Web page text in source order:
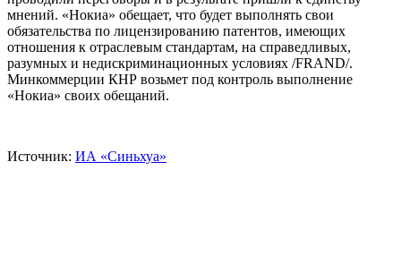
мнений. «Нокиа» обещает, что будет выполнять свои
обязательства по лицензированию патентов, имеющих
отношения к отраслевым стандартам, на справедливых,
разумных и недискриминационных условиях /FRAND/.
Минкоммерции КНР возьмет под контроль выполнение
«Нокиа» своих обещаний.
Источник: ИА «Синьхуа»